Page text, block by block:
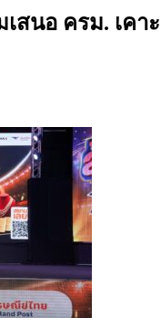
สนอ ครม. เคาะ